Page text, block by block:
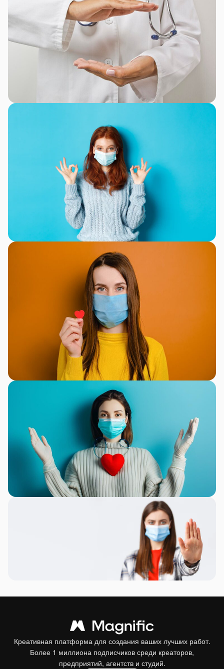
Креативная платформа для создания ваших лучших работ.
Более 1 миллиона подписчиков среди креаторов,
предприятий, агентств и студий.